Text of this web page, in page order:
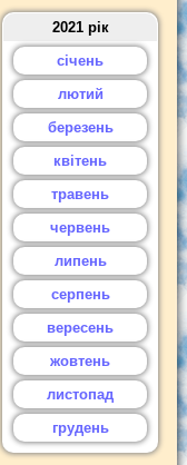
2021 рік
січень
лютий
березень
квітень
травень
червень
липень
серпень
вересень
жовтень
листопад
грудень